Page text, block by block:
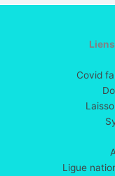
Covid
Ligue